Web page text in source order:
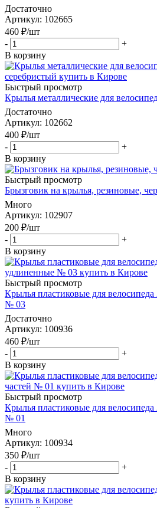
Достаточно
Артикул: 102665
460 ₽/шт
-
+
В корзину
Быстрый просмотр
Крылья металлические для
Достаточно
Артикул: 102662
400 ₽/шт
-
+
В корзину
Быстрый просмотр
Брызговик на крылья, резиновые,
Много
Артикул: 102907
200 ₽/шт
-
+
В корзину
Быстрый просмотр
Крылья пластиковые для
№ 03
Достаточно
Артикул: 100936
460 ₽/шт
-
+
В корзину
Быстрый просмотр
Крылья пластиковые для
№ 01
Много
Артикул: 100934
350 ₽/шт
-
+
В корзину